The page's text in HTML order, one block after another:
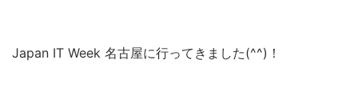
Japan IT Week 名古屋に行ってきました(^^)！